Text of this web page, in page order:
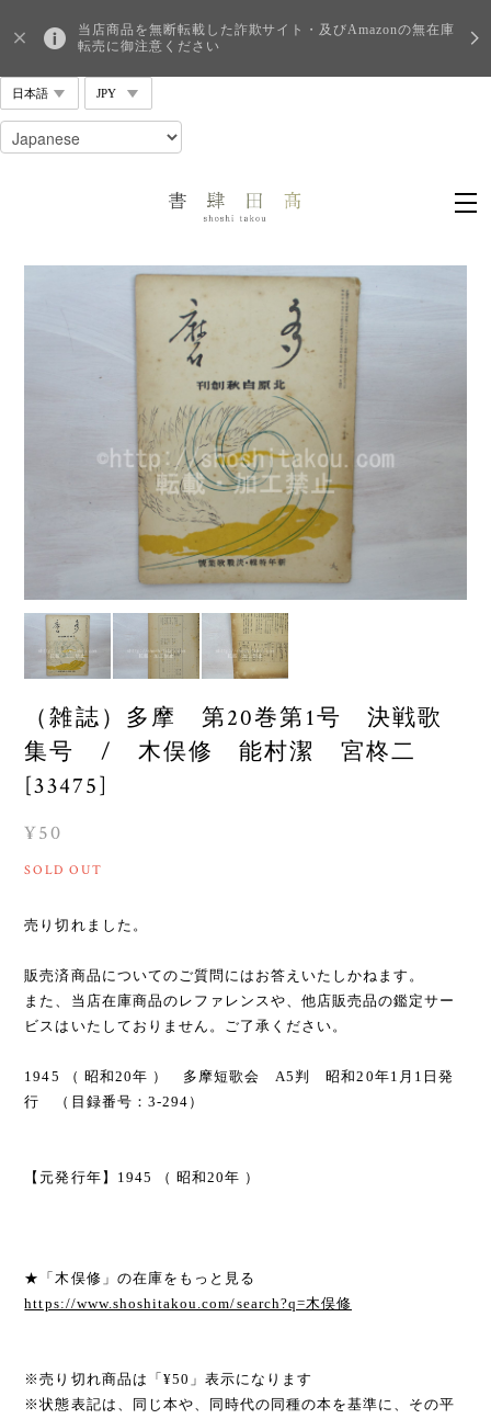
当店商品を無断転載した詐欺サイト・及びAmazonの無在庫
転売に御注意ください
（雑誌）多摩 第20巻第1号 決戦歌
集号 / 木俣修 能村潔 宮柊二
[33475]
¥50
SOLD OUT
売り切れました。
販売済商品についてのご質問にはお答えいたしかねます。
また、当店在庫商品のレファレンスや、他店販売品の鑑定サー
ビスはいたしておりません。ご了承ください。
1945 （ 昭和20年 ） 多摩短歌会 A5判 昭和20年1月1日発
行 （目録番号：3-294）
【元発行年】1945 （ 昭和20年 ）
★「木俣修」の在庫をもっと見る
https://www.shoshitakou.com/search?q=木俣修
※売り切れ商品は「¥50」表示になります
※状態表記は、同じ本や、同時代の同種の本を基準に、その平